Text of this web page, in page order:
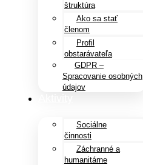
štruktúra
Ako sa stať
členom
Profil
obstarávateľa
GDPR –
Spracovanie osobných
údajov
Sociálne
činnosti
Záchranné a
humanitárne